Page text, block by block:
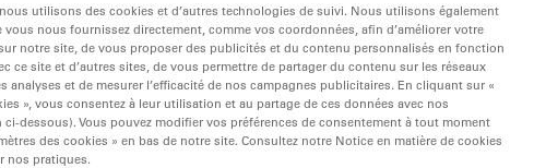
nous contacter pour vous renseigner sur des produits
utilisons des cookies et d’autres technologies de suivi. Nous utilisons également
vous nous fournissez directement, comme vos coordonnées, afin d’améliorer votre
notre site, de vous proposer des publicités et du contenu personnalisés en fonction
ce site et d’autres sites, de vous permettre de partager du contenu sur les réseaux
analyses et de mesurer l’efficacité de nos campagnes publicitaires. En cliquant sur «
», vous consentez à leur utilisation et au partage de ces données avec nos
ci-dessous). Vous pouvez modifier vos préférences de consentement à tout moment
des cookies » en bas de notre site. Consultez notre Notice en matière de cookies
nos pratiques.